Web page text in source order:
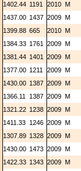
1402.44 1191 2010 M
1437.00 1437 2009 M
1399.88 665 2010 M
1384.33 1761 2009 M
1381.44 1401 2009 M
1377.00 1211 2009 M
1430.00 1387 2009 M
1366.11 1387 2009 M
1321.22 1238 2009 M
1411.33 1246 2009 M
1307.89 1328 2009 M
1430.00 1473 2009 M
1422.33 1343 2009 M